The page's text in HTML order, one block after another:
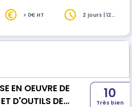
> 0€ HT
2 jours | 12
EN OEUVRE DE
D'OUTILS DE
10
Très bien